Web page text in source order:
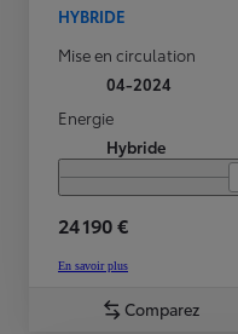
HYBRIDE
Mise en circulation
04-2024
Energie
Hybride
24 190 €
En savoir plus
Comparez